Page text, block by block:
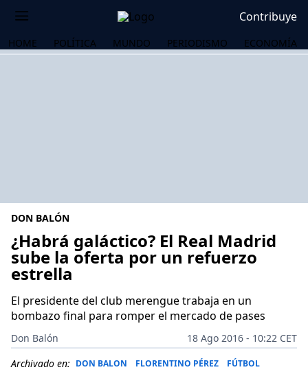
Contribuye
HOME POLÍTICA MUNDO PERIODISMO ECONOMÍA
DON BALÓN
¿Habrá galáctico? El Real Madrid
sube la oferta por un refuerzo
estrella
El presidente del club merengue trabaja en un
bombazo final para romper el mercado de pases
Don Balón
18 Ago 2016 - 10:22 CET
Archivado en: DON BALON FLORENTINO PÉREZ FÚTBOL